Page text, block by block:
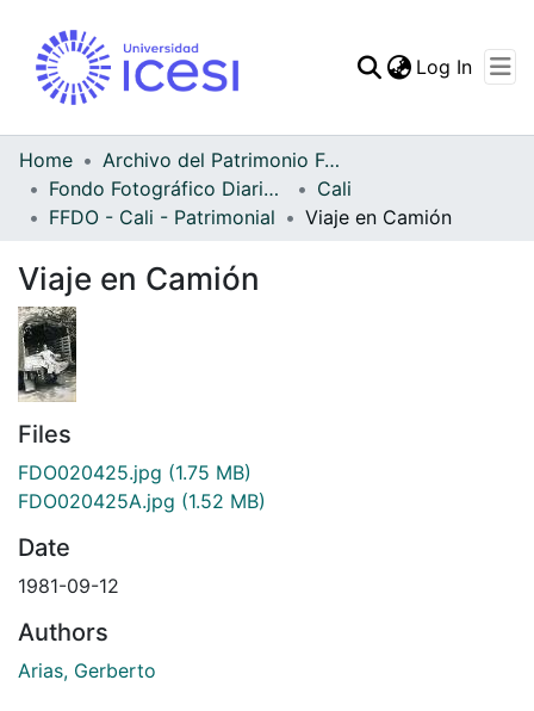
Statistics
Log In
Home
Archivo del Patrimonio Fotográfico y Fílmico del Valle del Cauca
Fondo Fotográfico Diario Occidente
Cali
FFDO - Cali - Patrimonial
Viaje en Camión
Viaje en Camión
Files
FDO020425.jpg (1.75 MB)
FDO020425A.jpg (1.52 MB)
Date
1981-09-12
Authors
Arias, Gerberto